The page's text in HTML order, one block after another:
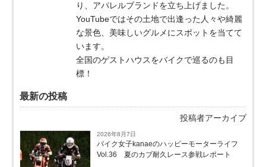
り、アパレルブランドを立ち上げました。
YouTubeではその土地で出逢った人々や綺麗
な景色、美味しいグルメにスポットを当てて
います。
全国のゲストハウスをバイクで巡るのも目
標！
最新の投稿
投稿者アーカイブ
2026年8月7日
バイク女子kanaeのハッピーモーターライフ
Vol.36 夏のカブ耐久レース参戦レポート